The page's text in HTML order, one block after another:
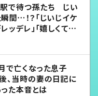
駅で待つ孫たち じい
間…！？「じいじイケ
レッデレ」「嬉しくて可
で亡くなった息子
、当時の妻の日記に
た本音とは